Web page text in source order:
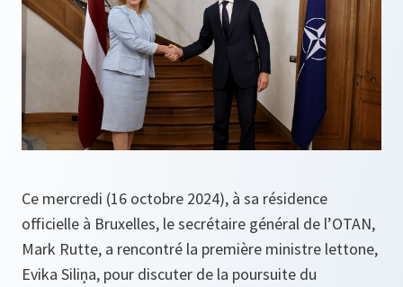
Ce mercredi (16 octobre 2024), à sa résidence
officielle à Bruxelles, le secrétaire général de l’OTAN,
Mark Rutte, a rencontré la première ministre lettone,
Evika Siliņa, pour discuter de la poursuite du